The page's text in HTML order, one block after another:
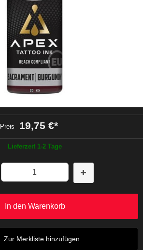
Preis 19,75 €*
Lieferzeit 1-2 Tage
In den Warenkorb
Zur Merkliste hinzufügen